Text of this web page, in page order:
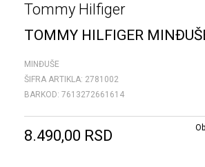
Tommy Hilfiger
TOMMY HILFIGER
MINĐUŠE
ŠIFRA ARTIKLA: 2781002
BARKOD: 7613272661614
8.490,00 RSD